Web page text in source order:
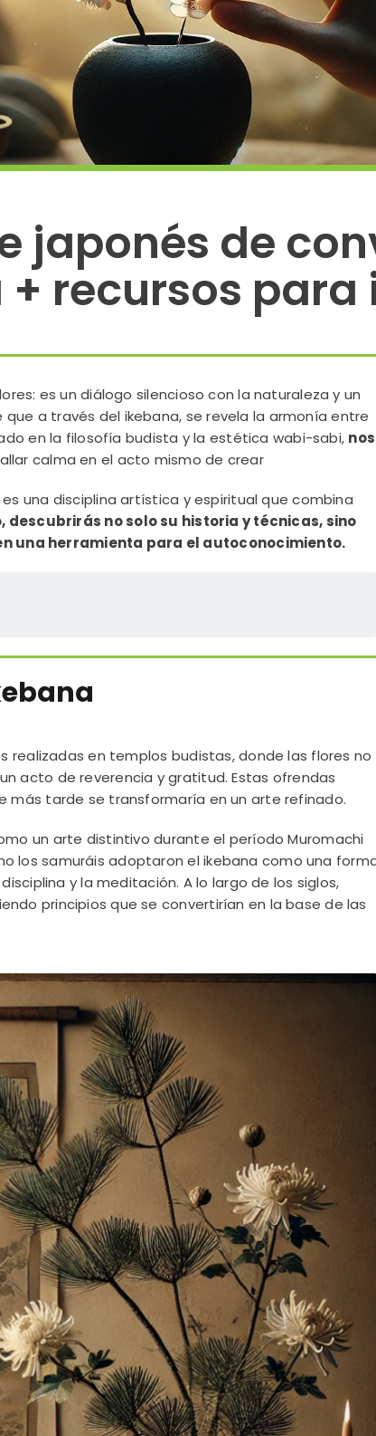
japonés de
+ recursos
es un diálogo silencioso con la naturaleza y un
a través del ikebana, se revela la armonía entre
en la filosofía budista y la estética wabi-sabi, nos
calma en el acto mismo de crear
una disciplina artística y espiritual que combina
descubrirás no solo su historia y técnicas, sino
una herramienta para el autoconocimiento.
realizadas en templos budistas, donde las flores no
acto de reverencia y gratitud. Estas ofrendas
más tarde se transformaría en un arte refinado.
un arte distintivo durante el período Muromachi
los samuráis adoptaron el ikebana como una
y la meditación. A lo largo de los siglos,
principios que se convertirían en la base de las